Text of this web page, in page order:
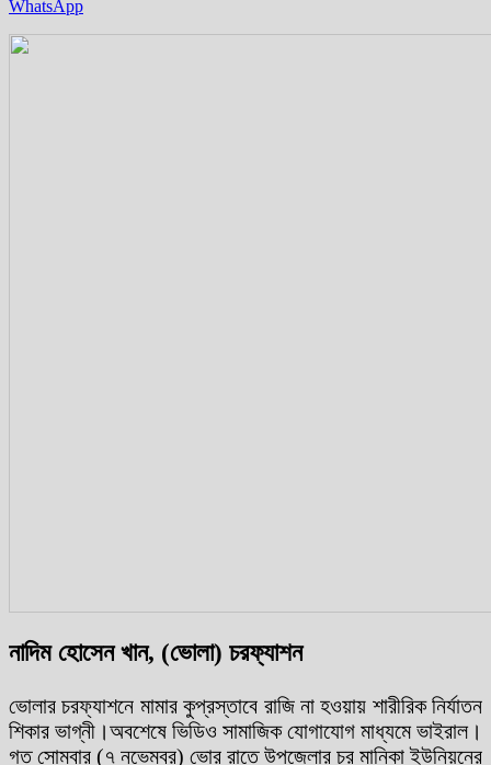
WhatsApp
নাদিম হোসেন খান, (ভোলা) চরফ্যাশন
ভোলার চরফ্যাশনে মামার কুপ্রস্তাবে রাজি না হওয়ায় শারীরিক নির্যাতন
শিকার ভাগ্নী।অবশেষে ভিডিও সামাজিক যোগাযোগ মাধ্যমে ভাইরাল।
গত সোমবার (৭ নভেম্বর) ভোর রাতে উপজেলার চর মানিকা ইউনিয়নের